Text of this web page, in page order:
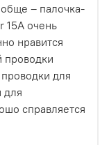
– палочка-
15A очень
нравится
проводки
для
для
справляется